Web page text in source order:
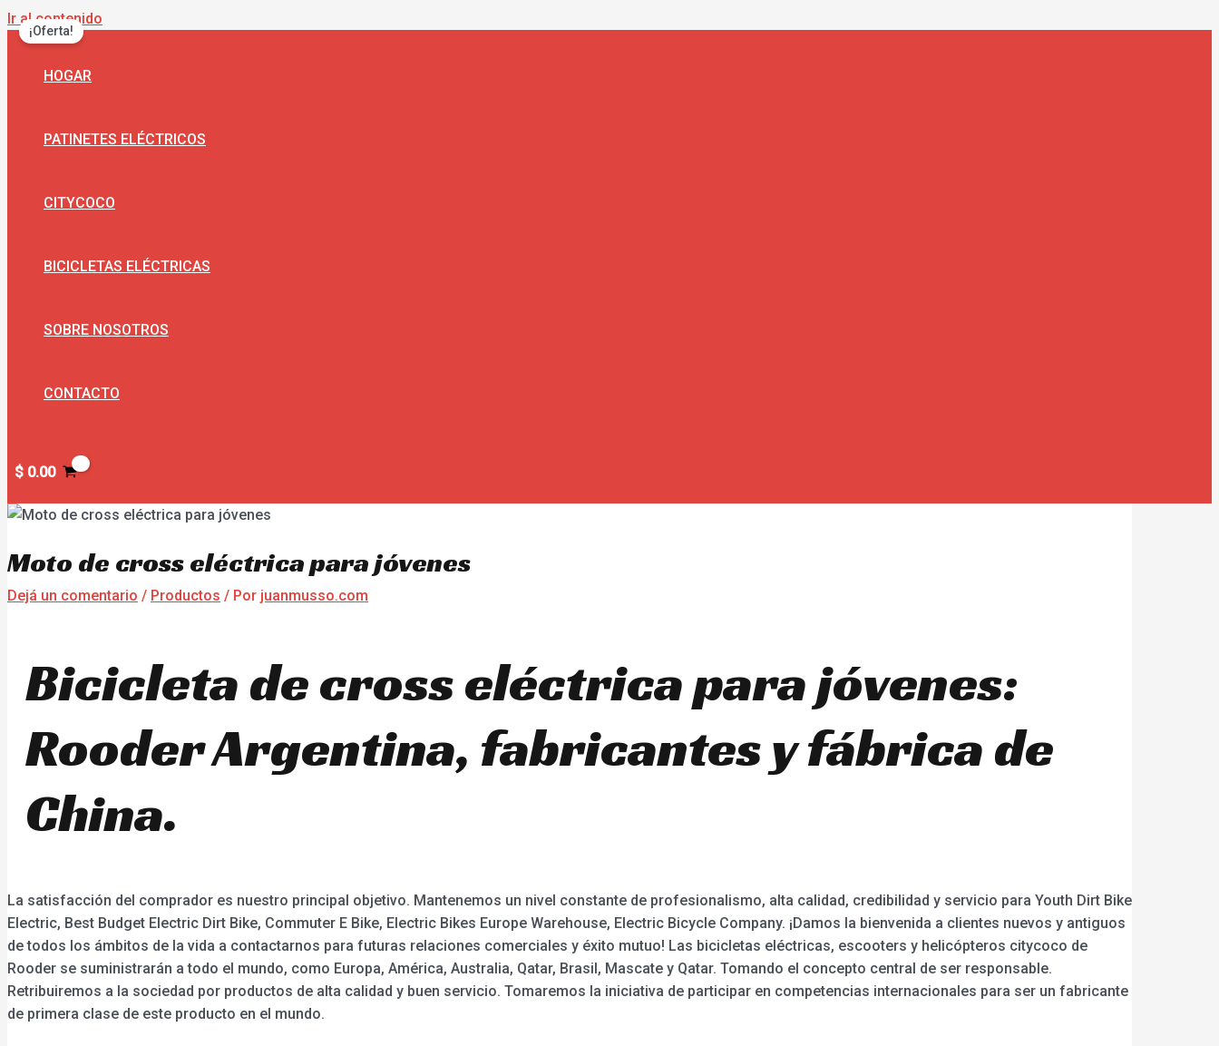
Ir al contenido
HOGAR
PATINETES ELÉCTRICOS
CITYCOCO
BICICLETAS ELÉCTRICAS
SOBRE NOSOTROS
CONTACTO
$ 0.00
Moto de cross eléctrica para jóvenes
Dejá un comentario / Productos / Por juanmusso.com
Bicicleta de cross eléctrica para jóvenes:
Rooder Argentina, fabricantes y fábrica de
China.
La satisfacción del comprador es nuestro principal objetivo. Mantenemos un nivel constante de profesionalismo, alta calidad, credibilidad y servicio para Youth Dirt Bike
Electric, Best Budget Electric Dirt Bike, Commuter E Bike, Electric Bikes Europe Warehouse, Electric Bicycle Company. ¡Damos la bienvenida a clientes nuevos y antiguos
de todos los ámbitos de la vida a contactarnos para futuras relaciones comerciales y éxito mutuo! Las bicicletas eléctricas, escooters y helicópteros citycoco de
Rooder se suministrarán a todo el mundo, como Europa, América, Australia, Qatar, Brasil, Mascate y Qatar. Tomando el concepto central de ser responsable.
Retribuiremos a la sociedad por productos de alta calidad y buen servicio. Tomaremos la iniciativa de participar en competencias internacionales para ser un fabricante
de primera clase de este producto en el mundo.
¡Oferta!